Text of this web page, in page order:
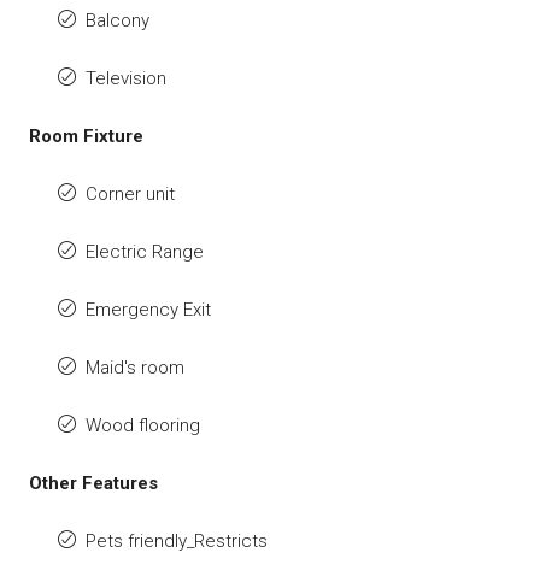
Balcony
Television
Room Fixture
Corner unit
Electric Range
Emergency Exit
Maid's room
Wood flooring
Other Features
Pets friendly_Restricts